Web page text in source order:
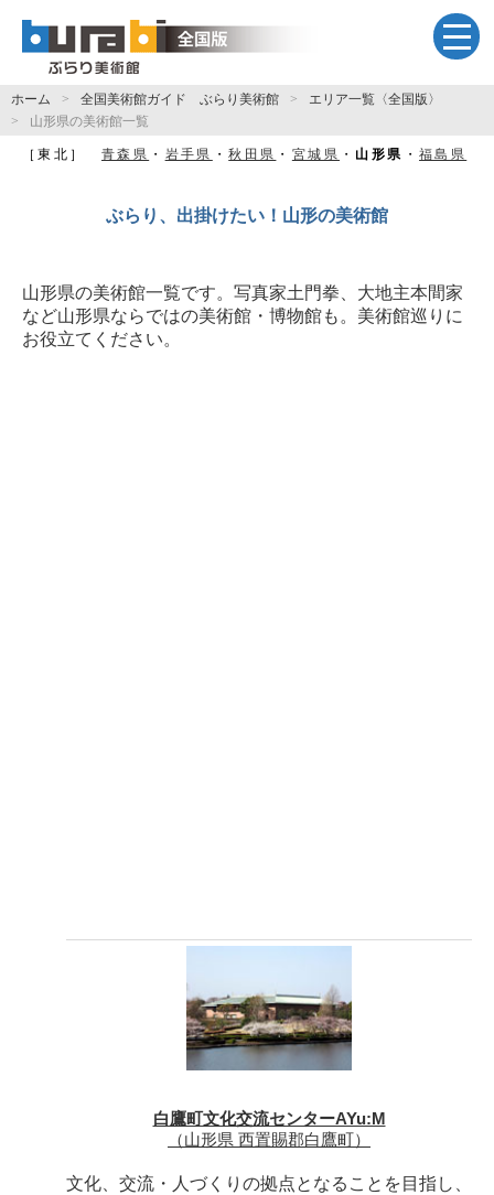
ホーム 全国美術館ガイド ぶらり美術館
エリア一覧〈全国版〉
山形県の美術館一覧
［東北］ 青森県 ・ 岩手県 ・秋田県 ・ 宮城県 ・ 山形県 ・福島県
ぶらり、出掛けたい！山形の美術館
山形県の美術館一覧です。写真家土門拳、大地主本間家
など山形県ならではの美術館・博物館も。美術館巡りに
お役立てください。
白鷹町文化交流センターAYu:M
（山形県 西置賜郡白鷹町）
文化、交流・人づくりの拠点となることを目指し、